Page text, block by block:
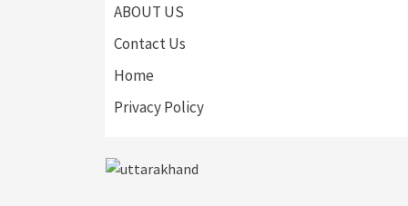
ABOUT US
Contact Us
Home
Privacy Policy